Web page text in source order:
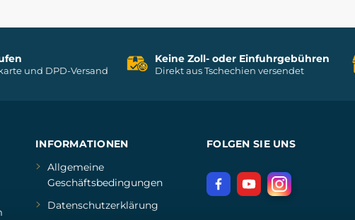
und DPD-Versand
Keine Zoll- oder Einfuhrgebühren
Direkt aus Tschechien versendet
INFORMATIONEN
Allgemeine
Geschäftsbedingungen
Datenschutzerklärung
FOLGEN SIE UNS